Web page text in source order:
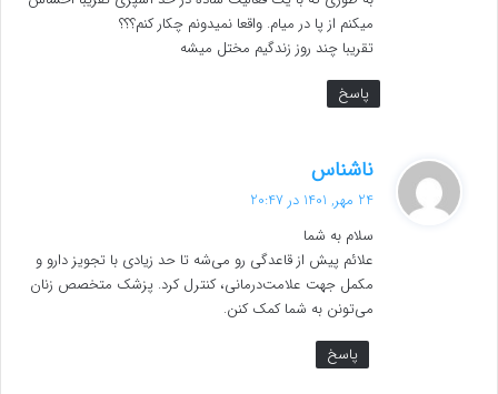
میکنم از پا در میام. واقعا نمیدونم چکار کنم؟؟؟
تقریبا چند روز زندگیم مختل میشه
پاسخ
ناشناس
ف
:
24 مهر, 1401 در 20:47
سلام به شما
علائم پیش از قاعدگی رو می‌شه تا حد زیادی با تجویز دارو و
مکمل جهت علامت‌درمانی، کنترل کرد. پزشک متخصص زنان
می‌تونن به شما کمک کنن.
پاسخ